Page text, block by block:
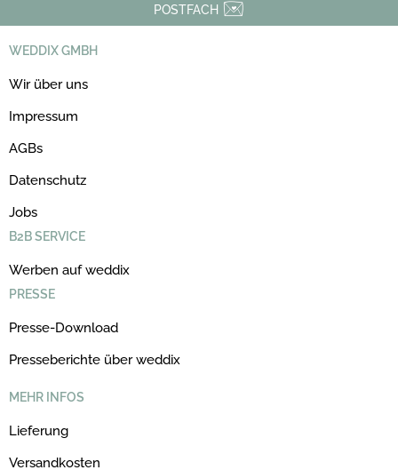
POSTFACH
WEDDIX GMBH
Wir über uns
Impressum
AGBs
Datenschutz
Jobs
B2B SERVICE
Werben auf weddix
PRESSE
Presse-Download
Presseberichte über weddix
MEHR INFOS
Lieferung
Versandkosten